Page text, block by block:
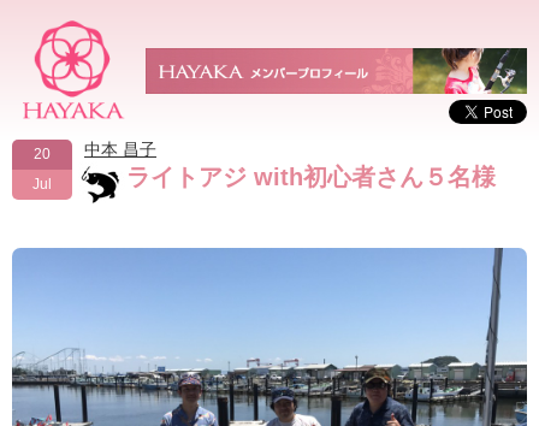
20
Jul
中本 昌子
ライトアジ with初心者さん５名様